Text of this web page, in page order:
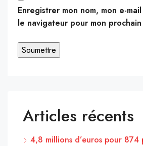
Enregistrer mon nom, mon e-
le navigateur pour mon prochain
Articles récents
4,8 millions d’euros pour 874